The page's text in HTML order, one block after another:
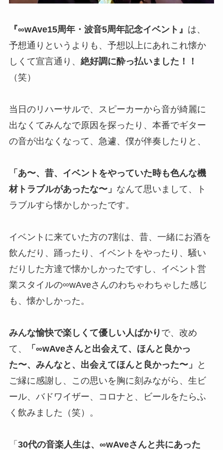
『∞wAve15周年・波音5周年記念イベント』 は、
予想通りというよりも、予想以上にあれこれ懐か
しくて宣言通り、 絶好調に酔っ払いました！！
（笑）
当日のリハーサルで、スピーカーから音が綺麗に
出なくてみんなで原因を探ったり、本番でギター
の音が出なくなって、急遽、僕が伴奏したりと、
「あ〜、昔、イベントをやっていた時も色んな機
材トラブルがあったな〜」 なんて思いまして、ト
ラブルすら懐かしかったです。
イベントに来ていた方の7割は、昔、一緒にお酒を
飲んだり、踊ったり、イベントをやったり、騒い
だりした方達で懐かしかったですし、イベント営
業スタイルの∞wAveさんのわちゃわちゃした感じ
も、懐かしかった。
みんな愉快で楽しくて優しい人ばかり で、改め
て、
「∞wAveさんと出会えて、ほんと良かっ
た〜、みんなと、出会えてほんと良かった〜」
と
ご縁に感謝し、この思いを胸に刻みながら、生ビ
ール、バドワイザー、コロナと、ビールをたらふ
く飲みました（笑）。
「 30代の音楽人生は、∞wAveさんと共にあった